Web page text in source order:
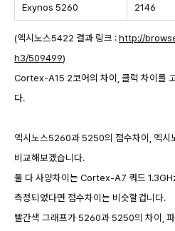
Exynos 5260 2146
(엑시노스5422 결과 링크 :http://
h3/509499)
Cortex-A15 2코어의 차이, 클럭 차이를
다.
엑시노스5260과 5250의 점수차이, 엑
비교해보겠습니다.
둘 다 사양차이는 Cortex-A7 쿼드
측정되었다면 점수차이는 비슷할겁니다.
빨간색 그래프가 5260과 5250의 차이,